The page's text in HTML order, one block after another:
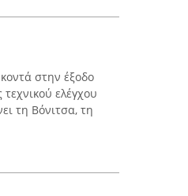
στην έξοδο
ελέγχου
τη Βόνιτσα, τη